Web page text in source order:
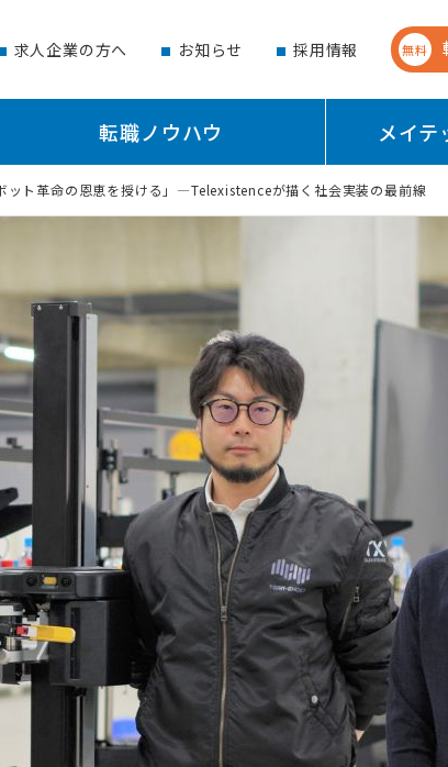
求人企業の方へ お知らせ 採用情報 無料
転職ノウハウ メイテ
ット革命の恩恵を授ける」―Telexistenceが描く社会実装の最前線